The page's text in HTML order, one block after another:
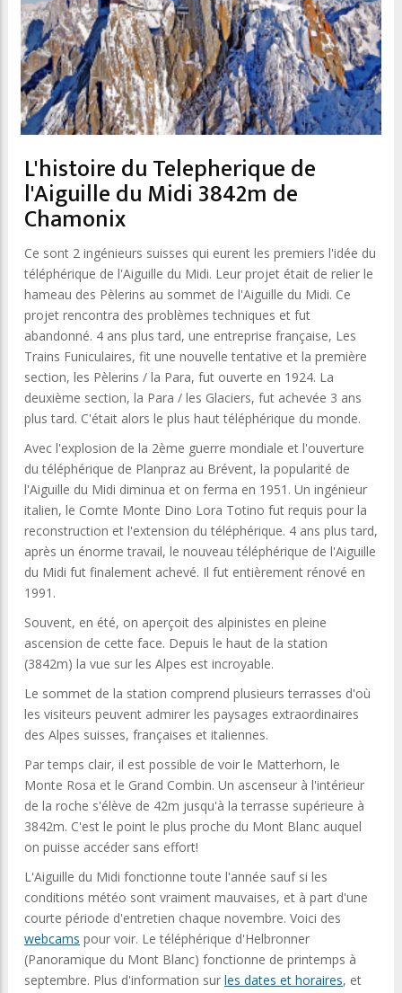
L'histoire du Telepherique de
l'Aiguille du Midi 3842m de
Chamonix
Ce sont 2 ingénieurs suisses qui eurent les premiers l'idée du
téléphérique de l'Aiguille du Midi. Leur projet était de relier le
hameau des Pèlerins au sommet de l'Aiguille du Midi. Ce
projet rencontra des problèmes techniques et fut
abandonné. 4 ans plus tard, une entreprise française, Les
Trains Funiculaires, fit une nouvelle tentative et la première
section, les Pèlerins / la Para, fut ouverte en 1924. La
deuxième section, la Para / les Glaciers, fut achevée 3 ans
plus tard. C'était alors le plus haut téléphérique du monde.
Avec l'explosion de la 2ème guerre mondiale et l'ouverture
du téléphérique de Planpraz au Brévent, la popularité de
l'Aiguille du Midi diminua et on ferma en 1951. Un ingénieur
italien, le Comte Monte Dino Lora Totino fut requis pour la
reconstruction et l'extension du téléphérique. 4 ans plus tard,
après un énorme travail, le nouveau téléphérique de l'Aiguille
du Midi fut finalement achevé. Il fut entièrement rénové en
1991.
Souvent, en été, on aperçoit des alpinistes en pleine
ascension de cette face. Depuis le haut de la station
(3842m) la vue sur les Alpes est incroyable.
Le sommet de la station comprend plusieurs terrasses d'où
les visiteurs peuvent admirer les paysages extraordinaires
des Alpes suisses, françaises et italiennes.
Par temps clair, il est possible de voir le Matterhorn, le
Monte Rosa et le Grand Combin. Un ascenseur à l'intérieur
de la roche s'élève de 42m jusqu'à la terrasse supérieure à
3842m. C'est le point le plus proche du Mont Blanc auquel
on puisse accéder sans effort!
L'Aiguille du Midi fonctionne toute l'année sauf si les
conditions météo sont vraiment mauvaises, et à part d'une
courte période d'entretien chaque novembre. Voici des
webcams pour voir. Le téléphérique d'Helbronner
(Panoramique du Mont Blanc) fonctionne de printemps à
septembre. Plus d'information sur les dates et horaires, et